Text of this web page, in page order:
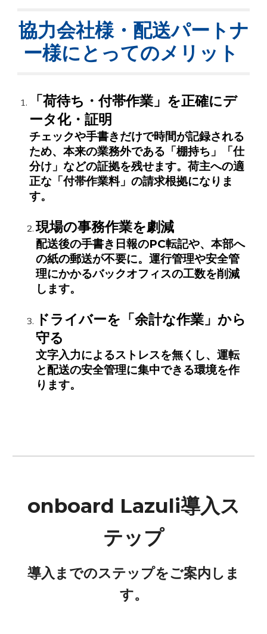
協力会社様・配送パートナ
ー様にとってのメリット
「荷待ち・付帯作業」を正確にデ
ータ化・証明
チェックや手書きだけで時間が記録される
ため、本来の業務外である「棚持ち」「仕
分け」などの証拠を残せます。荷主への適
正な「付帯作業料」の請求根拠になりま
す。
現場の事務作業を劇減
配送後の手書き日報のPC転記や、本部へ
の紙の郵送が不要に。運行管理や安全管
理にかかるバックオフィスの工数を削減
します。
ドライバーを「余計な作業」から
守る
文字入力によるストレスを無くし、運転
と配送の安全管理に集中できる環境を作
ります。
onboard Lazuli導入ス
テップ
導入までのステップをご案内しま
す。